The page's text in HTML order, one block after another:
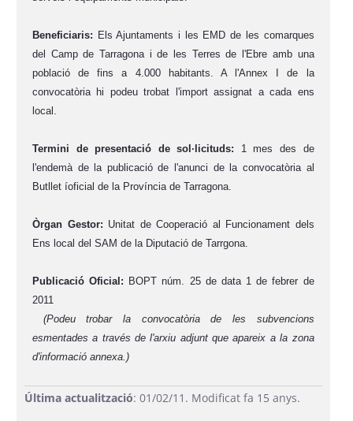
Beneficiaris: Els Ajuntaments i les EMD de les comarques
del Camp de Tarragona i de les Terres de l'Ebre amb una
població de fins a 4.000 habitants. A l'Annex I de la
convocatòria hi podeu trobat l'import assignat a cada ens
local.
Termini de presentació de sol·licituds: 1 mes des de
l'endemà de la publicació de l'anunci de la convocatòria al
Butllet íoficial de la Província de Tarragona.
Òrgan Gestor: Unitat de Cooperació al Funcionament dels
Ens local del SAM de la Diputació de Tarrgona.
Publicació Oficial: BOPT núm. 25 de data 1 de febrer de
2011
(Podeu trobar la convocatòria de les subvencions
esmentades a través de l'arxiu adjunt que apareix a la zona
d'informació annexa.)
Última actualització: 01/02/11. Modificat fa 15 anys.